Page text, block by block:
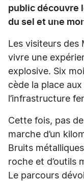
public découvre
du sel et une
Les visiteurs des
vivre une
explosive. Six
cède la place
l’infrastructure
Cette fois, pas
marche d’un
Bruits
roche et d’outils
Le parcours